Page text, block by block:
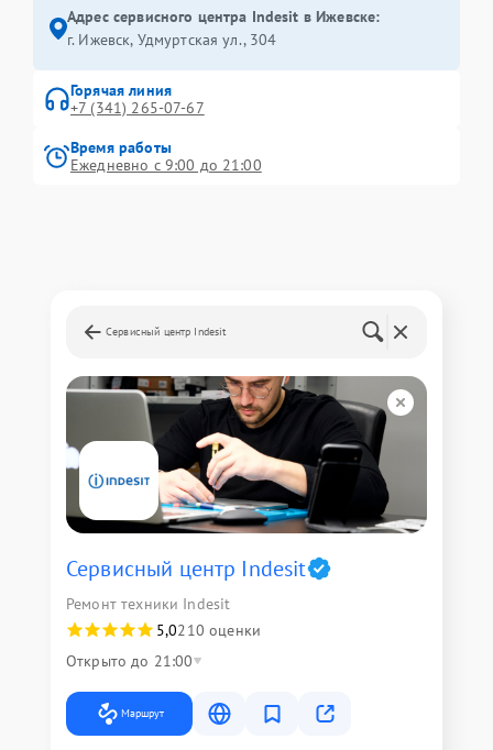
Адрес сервисного центра Indesit в Ижевске:
г. Ижевск, Удмуртская ул., 304
Горячая линия
+7 (341) 265-07-67
Время работы
Ежедневно с 9:00 до 21:00
Сервисный центр Indesit
Сервисный центр Indesit
Ремонт техники Indesit
5,0210 оценки
Открыто до 21:00
Маршрут